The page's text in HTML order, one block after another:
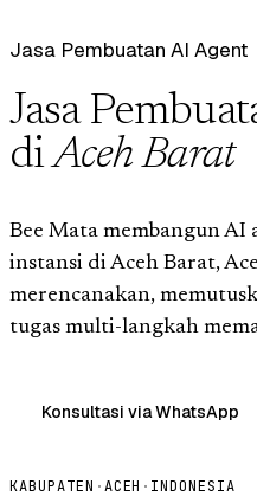
Jasa Pembuatan AI Agent
Jasa
diAceh Barat
Bee Mata membangun
instansi di Aceh Barat,
merencanakan,
tugas multi-langkah
Konsultasi via WhatsApp
KABUPATEN ·ACEH · INDONESIA